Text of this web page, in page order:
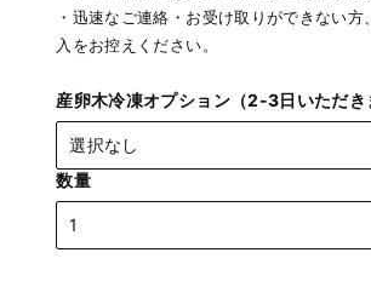
・迅速なご連絡・お受け取りができない
入をお控えください。
産卵木冷凍オプション（2-3日いただき
数量